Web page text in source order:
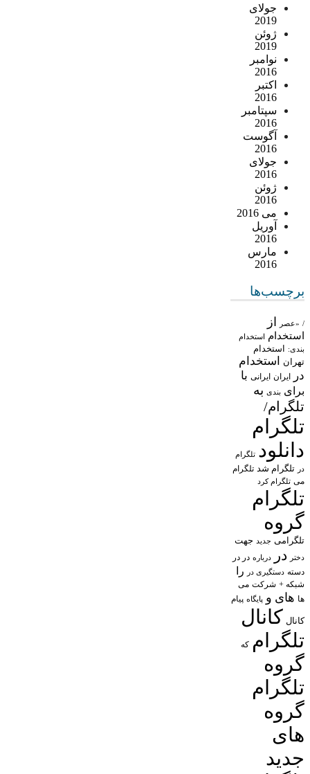
جولای
2019
ژوئن
2019
نوامبر
2016
اکتبر
2016
سپتامبر
2016
آگوست
2016
جولای
2016
ژوئن
2016
می 2016
آوریل
2016
مارس
2016
برچسب‌ها
/ «عصر از
استخدام استخدام
بندی: استخدام
تهران
استخدام
در
ایران ایرانی با
برای بندی به
تلگرام/
تلگرام
دانلود تلگرام
در تلگرام شد تلگرام
می تلگرام کرد
تلگرام
گروه
تلگرامی جدید جهت
دختر در درباره در در
دسته دستگیری در را
شبکه + شرکت می
ها های و پایگاه پیام
کانال کانال
تلگرام که
گروه
تلگرام
گروه
های
جدید